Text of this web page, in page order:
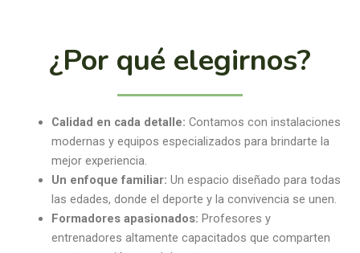
¿Por qué elegirnos?
Calidad en cada detalle: Contamos con instalaciones
modernas y equipos especializados para brindarte la
mejor experiencia.
Un enfoque familiar: Un espacio diseñado para todas
las edades, donde el deporte y la convivencia se unen.
Formadores apasionados: Profesores y
entrenadores altamente capacitados que comparten